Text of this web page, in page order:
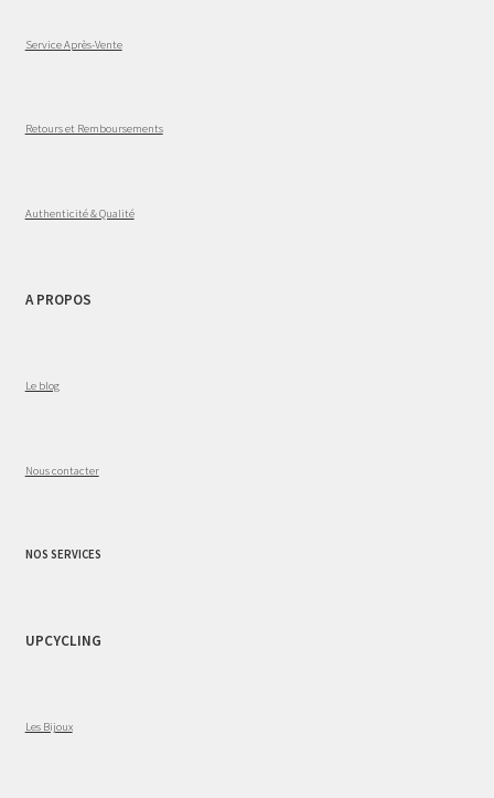
Service Après-Vente
Retours et Remboursements
Authenticité & Qualité
A PROPOS
Le blog
Nous contacter
NOS SERVICES
UPCYCLING
Les Bijoux